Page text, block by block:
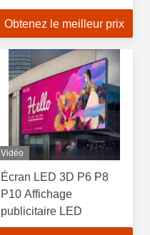
publicitaire mobile
Obtenez le meilleur prix
Vidéo
Écran LED 3D P6 P8
P10 Affichage
publicitaire LED